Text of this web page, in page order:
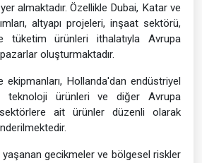
almaktadır. Özellikle Dubai, Katar ve
altyapı projeleri, inşaat sektörü,
tüketim ürünleri ithalatıyla Avrupa
oluşturmaktadır.
ekipmanları, Hollanda'dan endüstriyel
teknoloji ürünleri ve diğer Avrupa
ait ürünler düzenli olarak
gecikmeler ve bölgesel riskler